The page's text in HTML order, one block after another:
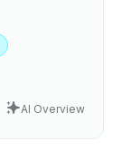
AI Overview